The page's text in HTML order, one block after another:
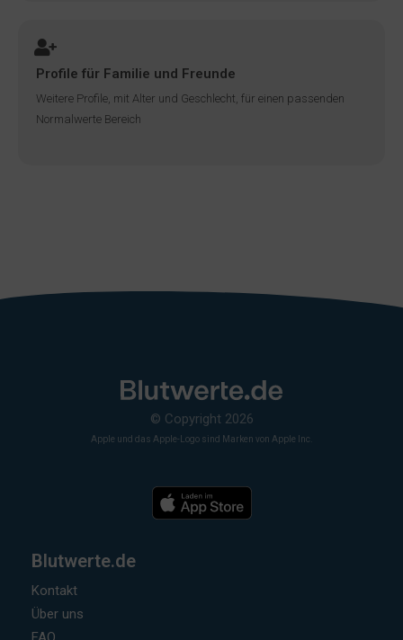
Profile für Familie und Freunde
Weitere Profile, mit Alter und Geschlecht, für einen passenden
Normalwerte Bereich
© Copyright 2026
Apple und das Apple-Logo sind Marken von Apple Inc.
Blutwerte.de
Kontakt
Über uns